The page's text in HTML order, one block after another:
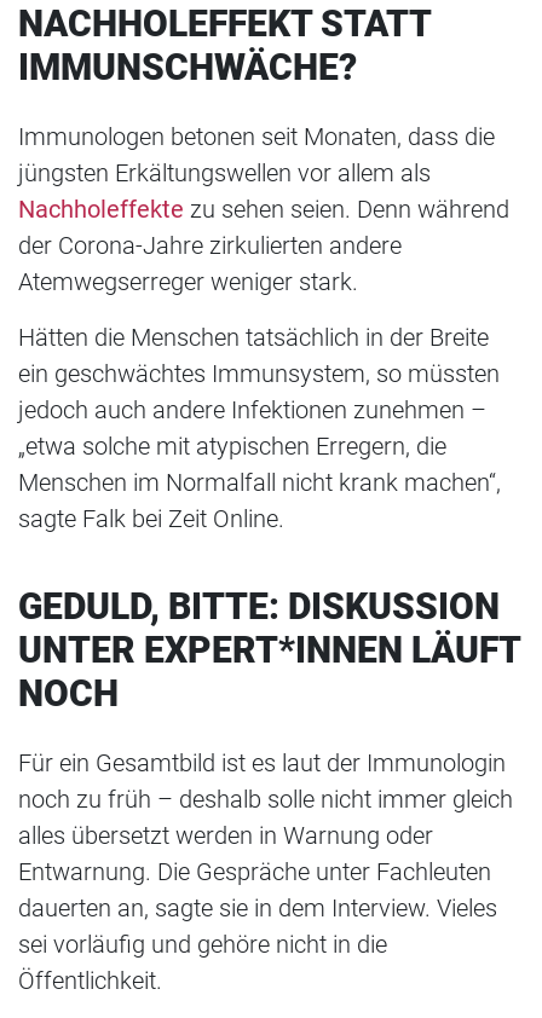
NACHHOLEFFEKT STATT
IMMUNSCHWÄCHE?
Immunologen betonen seit Monaten, dass die
jüngsten Erkältungswellen vor allem als
Nachholeffekte zu sehen seien. Denn während
der Corona-Jahre zirkulierten andere
Atemwegserreger weniger stark.
Hätten die Menschen tatsächlich in der Breite
ein geschwächtes Immunsystem, so müssten
jedoch auch andere Infektionen zunehmen –
„etwa solche mit atypischen Erregern, die
Menschen im Normalfall nicht krank machen“,
sagte Falk bei Zeit Online.
GEDULD, BITTE: DISKUSSION
UNTER EXPERT*INNEN LÄUFT
NOCH
Für ein Gesamtbild ist es laut der Immunologin
noch zu früh – deshalb solle nicht immer gleich
alles übersetzt werden in Warnung oder
Entwarnung. Die Gespräche unter Fachleuten
dauerten an, sagte sie in dem Interview. Vieles
sei vorläufig und gehöre nicht in die
Öffentlichkeit.